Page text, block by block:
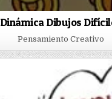
Dinámica Dibujos
Pensamiento Creativo